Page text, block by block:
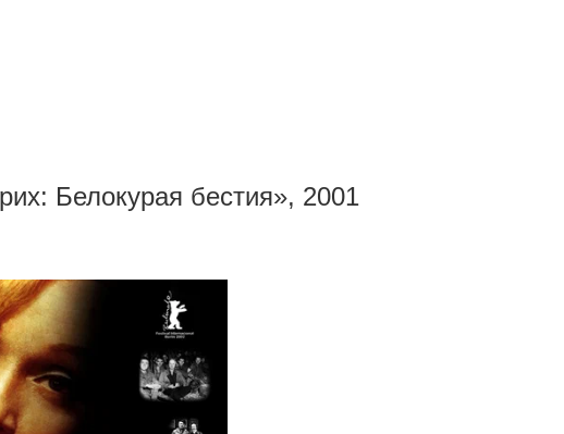
Белокурая бестия», 2001